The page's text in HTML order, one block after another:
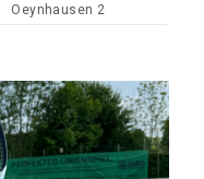
Oeynhausen 2